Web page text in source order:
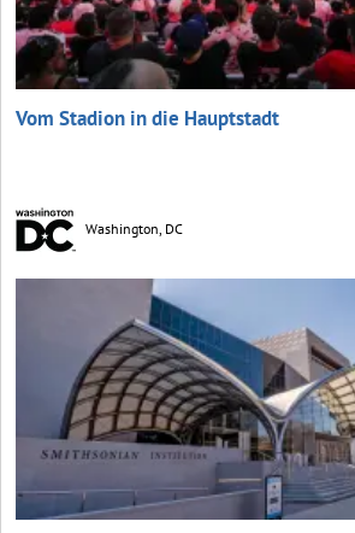
Vom Stadion in die Hauptstadt
Washington, DC